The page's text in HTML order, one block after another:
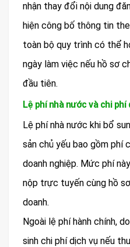
nhận thay đổi nội dung
hiện công bố thông tin
toàn bộ quy trình có thể
ngày làm việc nếu hồ sơ
đầu tiên.
Lệ phí nhà nước và chi phí
Lệ phí nhà nước khi bổ
sản chủ yếu bao gồm phí
doanh nghiệp. Mức phí
nộp trực tuyến cùng hồ
doanh.
Ngoài lệ phí hành chính,
sinh chi phí dịch vụ nếu